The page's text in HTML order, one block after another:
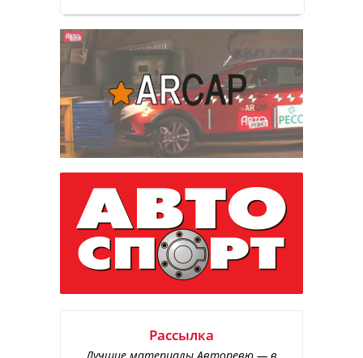
Рассылка
Лучшие материалы Авторевю — в